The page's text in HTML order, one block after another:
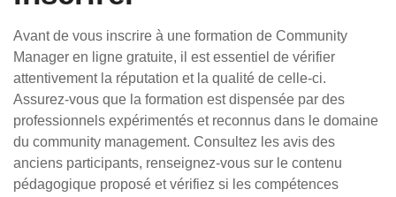
Avant de vous inscrire à une formation de Community
Manager en ligne gratuite, il est essentiel de vérifier
attentivement la réputation et la qualité de celle-ci.
Assurez-vous que la formation est dispensée par des
professionnels expérimentés et reconnus dans le domaine
du community management. Consultez les avis des
anciens participants, renseignez-vous sur le contenu
pédagogique proposé et vérifiez si les compétences